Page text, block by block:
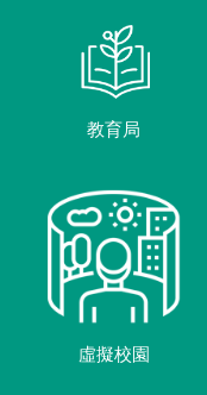
教育局
虛擬校園